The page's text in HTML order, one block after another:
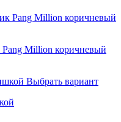
Million коричневый
Выбрать вариант